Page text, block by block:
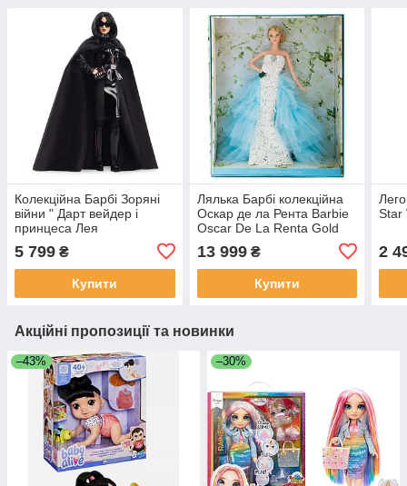
Колекційна Барбі Зоряні
війни " Дарт вейдер і
принцеса Лея
5 799 ₴
Купити
Лялька Барбі колекційна
Оскар де ла Рента Barbie
Oscar De La Renta Gold
13 999₴
Купити
Star
2
Акційні пропозиції та новинки
–43% –30%